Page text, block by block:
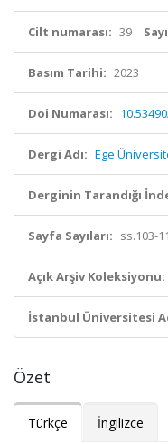
Cilt numarası: 39
Basım Tarihi: 2023
Doi Numarası:
Dergi Adı: Ege
Derginin Tarandığı
Sayfa Sayıları: ss.103-
Açık Arşiv Koleksiyonu:
İstanbul Üniversitesi
Özet
Türkçe İngilizce